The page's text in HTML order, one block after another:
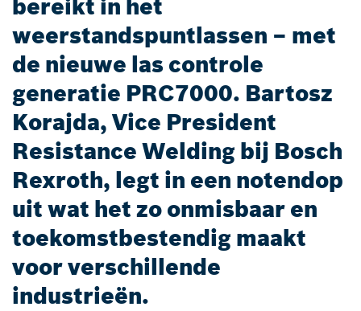
bereikt in het
weerstandspuntlassen – met
de nieuwe las controle
generatie PRC7000. Bartosz
Korajda, Vice President
Resistance Welding bij Bosch
Rexroth, legt in een notendop
uit wat het zo onmisbaar en
toekomstbestendig maakt
voor verschillende
industrieën.